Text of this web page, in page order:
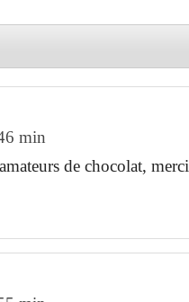
min
de chocolat,